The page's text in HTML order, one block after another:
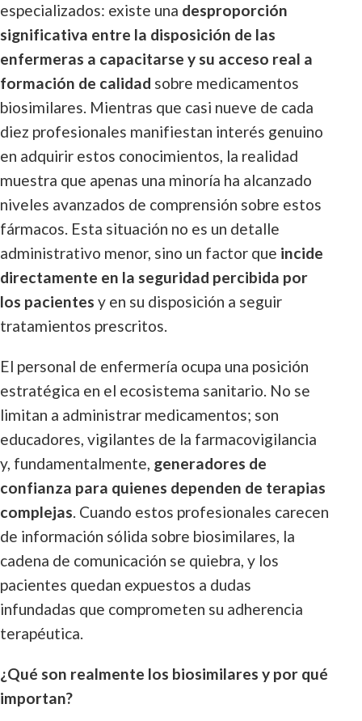
especializados: existe una desproporción
significativa entre la disposición de las
enfermeras a capacitarse y su acceso real a
formación de calidad sobre medicamentos
biosimilares. Mientras que casi nueve de cada
diez profesionales manifiestan interés genuino
en adquirir estos conocimientos, la realidad
muestra que apenas una minoría ha alcanzado
niveles avanzados de comprensión sobre estos
fármacos. Esta situación no es un detalle
administrativo menor, sino un factor que incide
directamente en la seguridad percibida por
los pacientes y en su disposición a seguir
tratamientos prescritos.
El personal de enfermería ocupa una posición
estratégica en el ecosistema sanitario. No se
limitan a administrar medicamentos; son
educadores, vigilantes de la farmacovigilancia
y, fundamentalmente, generadores de
confianza para quienes dependen de terapias
complejas. Cuando estos profesionales carecen
de información sólida sobre biosimilares, la
cadena de comunicación se quiebra, y los
pacientes quedan expuestos a dudas
infundadas que comprometen su adherencia
terapéutica.
¿Qué son realmente los biosimilares y por qué
importan?